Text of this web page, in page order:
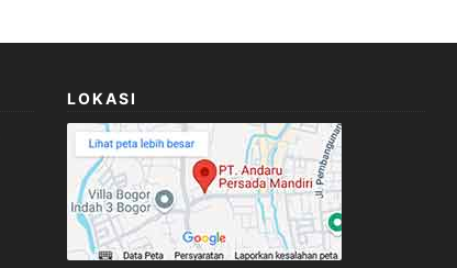
LOKASI